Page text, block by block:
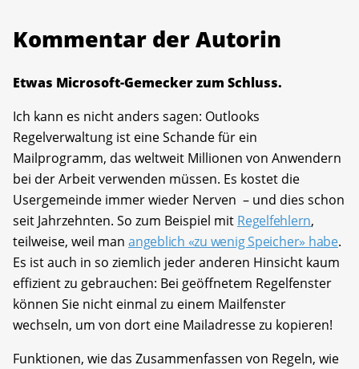
Kommentar der Autorin
Etwas Microsoft-Gemecker zum Schluss.
Ich kann es nicht anders sagen: Outlooks
Regelverwaltung ist eine Schande für ein
Mailprogramm, das weltweit Millionen von Anwendern
bei der Arbeit verwenden müssen. Es kostet die
Usergemeinde immer wieder Nerven – und dies schon
seit Jahrzehnten. So zum Beispiel mit Regelfehlern,
teilweise, weil man angeblich «zu wenig Speicher» habe.
Es ist auch in so ziemlich jeder anderen Hinsicht kaum
effizient zu gebrauchen: Bei geöffnetem Regelfenster
können Sie nicht einmal zu einem Mailfenster
wechseln, um von dort eine Mailadresse zu kopieren!
Funktionen, wie das Zusammenfassen von Regeln, wie